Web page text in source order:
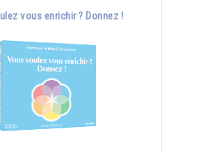
vous enrichir ? Donnez !